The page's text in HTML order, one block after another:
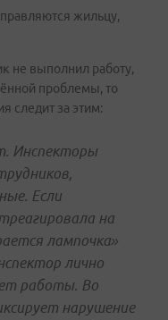
жильцу,
не выполнил работу,
проблемы, то
следит за этим:
Инспекторы
Если
на
лампочка»
лично
работы. Во
нарушение